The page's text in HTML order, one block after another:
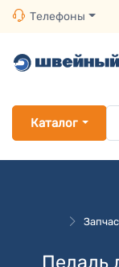
Телефоны
Каталог
Педаль